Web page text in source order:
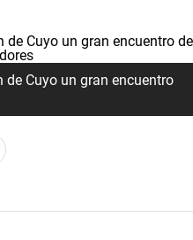
de Cuyo un gran encuentro